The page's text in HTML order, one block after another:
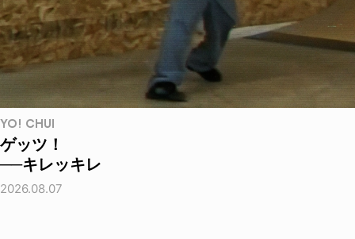
YO! CHUI
ゲッツ！
──キレッキレ
2026.08.07